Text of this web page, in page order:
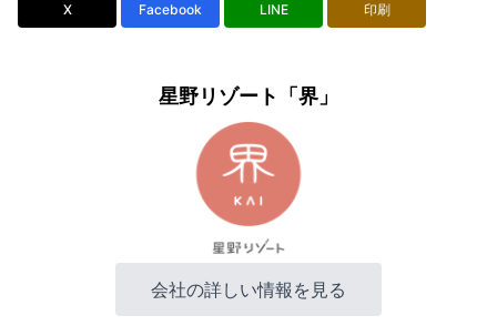
X Facebook LINE 印刷
星野リゾート「界」
会社の詳しい情報を見る